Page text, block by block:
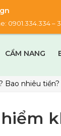
0901.334.334
CẨM NANG
Bao nhiêu tiền?